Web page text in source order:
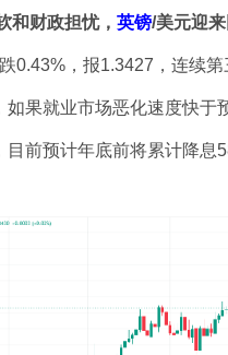
和财政担忧， 英镑/美元迎来
0.43%，报1.3427，连续第
果就业市场恶化速度快于
前预计年底前将累计降